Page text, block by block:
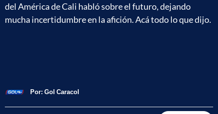
del América de Cali habló sobre el futuro, dejando
mucha incertidumbre en la afición. Acá todo lo que dijo.
Por: Gol Caracol